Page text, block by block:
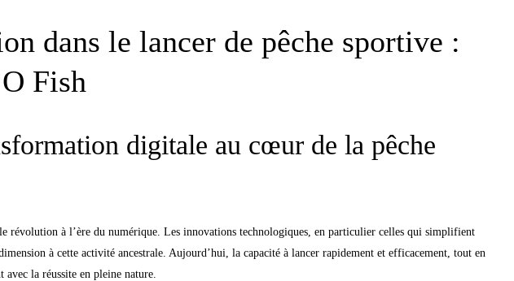
dans le lancer de pêche sportive :
Fish
digitale au cœur de la pêche
révolution à l’ère du numérique. Les innovations technologiques, en particulier celles qui simplifient
à cette activité ancestrale. Aujourd’hui, la capacité à lancer rapidement et efficacement, tout en
la réussite en pleine nature.